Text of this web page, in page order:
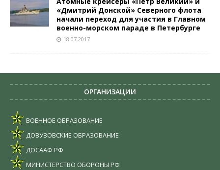
«Дмитрий Донской» Северного флота
начали переход для участия в Главном
военно-морском параде в Петербурге
18.07.2017
ОРГАНИЗАЦИИ
ВОЕННОЕ ОБРАЗОВАНИЕ
ДОВУЗОВСКИЕ ОБРАЗОВАНИЕ
ДОСААФ РФ
МИНИСТЕРСТВО ОБОРОНЫ РФ